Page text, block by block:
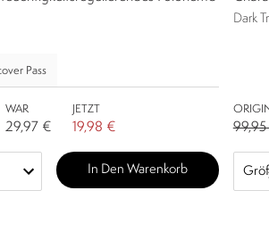
Pass
WAR
29,97 €
JETZT
19,98 €
In Den Warenkorb
Dark